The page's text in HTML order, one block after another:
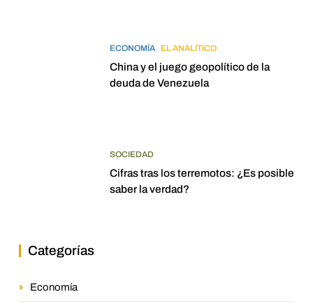
ECONOMÍA EL ANALÍTICO
China y el juego geopolítico de la
deuda de Venezuela
SOCIEDAD
Cifras tras los terremotos: ¿Es posible
saber la verdad?
Categorías
Economía